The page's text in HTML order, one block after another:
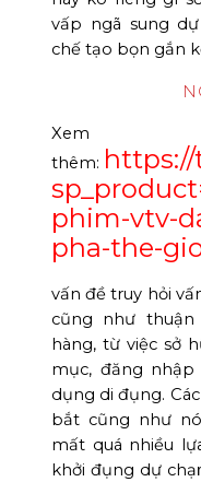
vấp ngã sung
chế tạo bọn gắn
Xem
thêm:
phim-vtv-
pha-the-
vấn đề truy hỏi
cũng như
hàng, từ việc sở
mục, đăng
dụng di đụng.
bắt cũng như
mất quá nhiều
khởi đụng dự